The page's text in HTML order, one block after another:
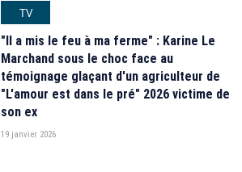
TV
"Il a mis le feu à ma ferme" : Karine Le
Marchand sous le choc face au
témoignage glaçant d'un agriculteur de
"L'amour est dans le pré" 2026 victime de
son ex
19 janvier 2026